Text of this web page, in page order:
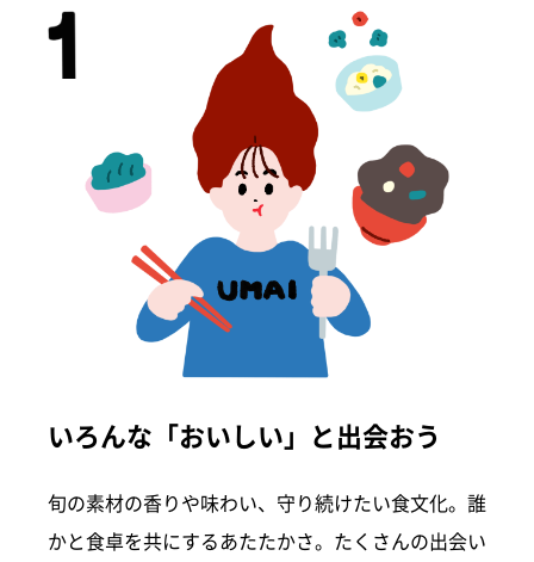
いろんな「おいしい」と出会おう
旬の素材の香りや味わい、守り続けたい食文化。誰
かと食卓を共にするあたたかさ。たくさんの出会い